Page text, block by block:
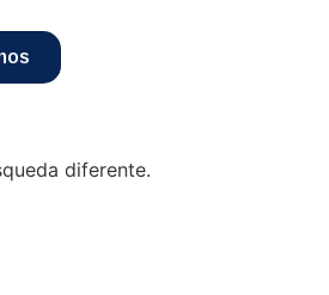
diferente.